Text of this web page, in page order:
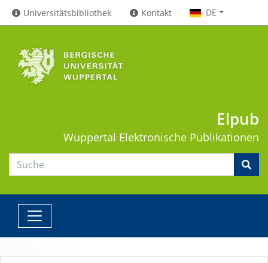
Universitätsbibliothek Kontakt DE
Elpub
Wuppertal Elektronische Publikationen